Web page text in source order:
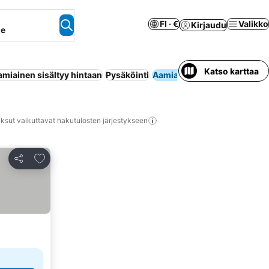
FI · € Kirjaudu Valikko
sisältyy hintaan Pysäköinti Aamiaismajoitus Koko
Katso karttaa
vaikuttavat hakutulosten järjestykseen
Jaa
Lisää suosikkeihin